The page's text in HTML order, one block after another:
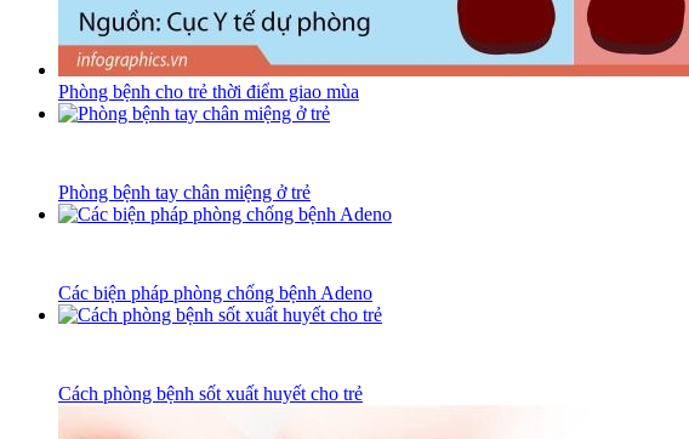
Phòng bệnh cho trẻ thời điểm giao mùa
Phòng bệnh tay chân miệng ở trẻ
Các biện pháp phòng chống bệnh Adeno
Cách phòng bệnh sốt xuất huyết cho trẻ